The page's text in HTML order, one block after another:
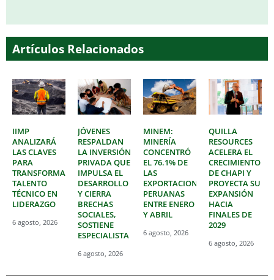
Artículos Relacionados
IIMP
ANALIZARÁ
LAS CLAVES
PARA
TRANSFORMAR
TALENTO
TÉCNICO EN
LIDERAZGO
6 agosto, 2026
JÓVENES
RESPALDAN
LA INVERSIÓN
PRIVADA QUE
IMPULSA EL
DESARROLLO
Y CIERRA
BRECHAS
SOCIALES,
SOSTIENE
ESPECIALISTA
6 agosto, 2026
MINEM:
MINERÍA
CONCENTRÓ
EL 76.1% DE
LAS
EXPORTACIONES
PERUANAS
ENTRE ENERO
Y ABRIL
6 agosto, 2026
QUILLA
RESOURCES
ACELERA EL
CRECIMIENTO
DE CHAPI Y
PROYECTA SU
EXPANSIÓN
HACIA
FINALES DE
2029
6 agosto, 2026